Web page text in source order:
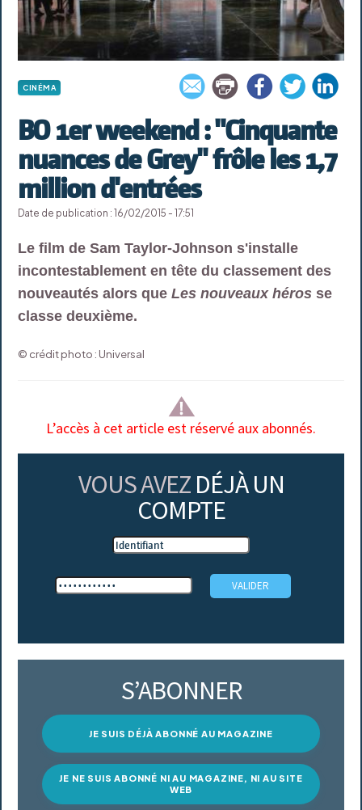
CINÉMA
BO 1er weekend : "Cinquante
nuances de Grey" frôle les 1,7
million d'entrées
Date de publication : 16/02/2015 - 17:51
Le film de Sam Taylor-Johnson s'installe
incontestablement en tête du classement des
nouveautés alors queLes nouveaux héros se
classe deuxième.
© crédit photo : Universal
L’accès à cet article est réservé aux abonnés.
VOUS AVEZ DÉJÀ UN
COMPTE
S’ABONNER
JE SUIS DÉJÀ ABONNÉ AU MAGAZINE
JE NE SUIS ABONNÉ NI AU MAGAZINE, NI AU SITE
WEB